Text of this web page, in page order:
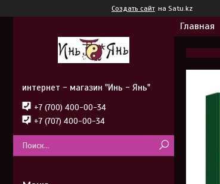
Создать сайт на Satu.kz
Главная
интернет - магазин "Инь - Янь"
+7 (700) 400-00-34
+7 (707) 400-00-34